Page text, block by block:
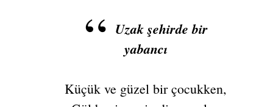
Uzak şehirde bir
yabancı
Küçük ve güzel bir çocukken,